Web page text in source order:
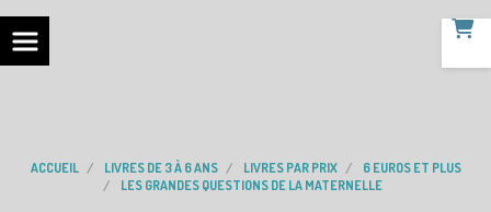
ACCUEIL LIVRES DE 3 À 6 ANS LIVRES PAR PRIX
6 EUROS ET PLUS
LES GRANDES QUESTIONS DE LA MATERNELLE